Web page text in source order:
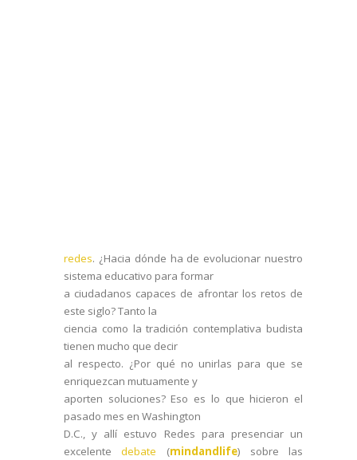
redes. ¿Hacia dónde ha de evolucionar nuestro
sistema educativo para formar
a ciudadanos capaces de afrontar los retos de
este siglo? Tanto la
ciencia como la tradición contemplativa budista
tienen mucho que decir
al respecto. ¿Por qué no unirlas para que se
enriquezcan mutuamente y
aporten soluciones? Eso es lo que hicieron el
pasado mes en Washington
D.C., y allí estuvo Redes para presenciar un
excelentedebate (mindandlife) sobre las